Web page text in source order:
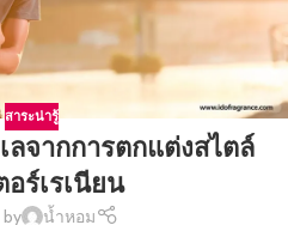
สาระน่ารู้
จากการตกแต่งสไตล์
อร์เรเนียน
by น้ำหอม